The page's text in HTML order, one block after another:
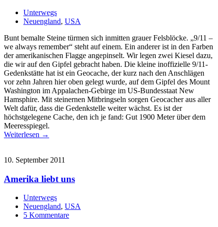
Unterwegs
Neuengland, USA
Bunt bemalte Steine türmen sich inmitten grauer Felsblöcke. „9/11 –
we always remember“ steht auf einem. Ein anderer ist in den Farben
der amerikanischen Flagge angepinselt. Wir legen zwei Kiesel dazu,
die wir auf den Gipfel gebracht haben. Die kleine inoffizielle 9/11-
Gedenkstätte hat ist ein Geocache, der kurz nach den Anschlägen
vor zehn Jahren hier oben gelegt wurde, auf dem Gipfel des Mount
Washington im Appalachen-Gebirge im US-Bundesstaat New
Hamsphire. Mit steinernen Mitbringseln sorgen Geocacher aus aller
Welt dafür, dass die Gedenkstelle weiter wächst. Es ist der
höchstgelegene Cache, den ich je fand: Gut 1900 Meter über dem
Meeresspiegel.
Weiterlesen →
10. September 2011
Amerika liebt uns
Unterwegs
Neuengland, USA
5 Kommentare